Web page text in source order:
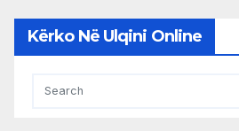
Kërko Në Ulqini Online